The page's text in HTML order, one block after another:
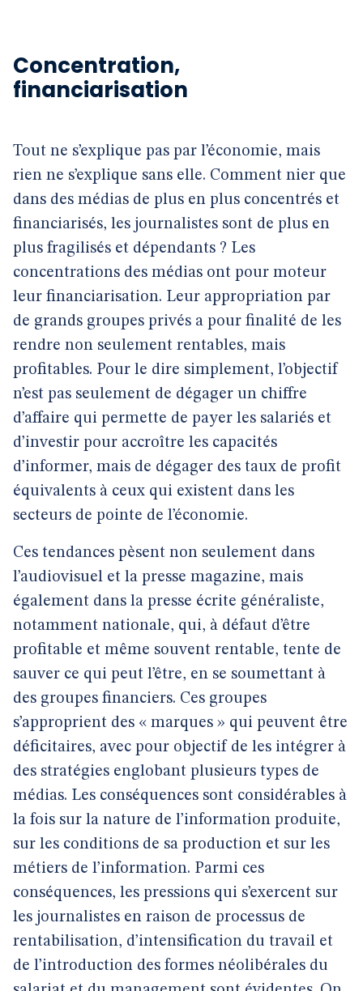
Concentration,
financiarisation
Tout ne s’explique pas par l’économie, mais
rien ne s’explique sans elle. Comment nier que
dans des médias de plus en plus concentrés et
financiarisés, les journalistes sont de plus en
plus fragilisés et dépendants ? Les
concentrations des médias ont pour moteur
leur financiarisation. Leur appropriation par
de grands groupes privés a pour finalité de les
rendre non seulement rentables, mais
profitables. Pour le dire simplement, l’objectif
n’est pas seulement de dégager un chiffre
d’affaire qui permette de payer les salariés et
d’investir pour accroître les capacités
d’informer, mais de dégager des taux de profit
équivalents à ceux qui existent dans les
secteurs de pointe de l’économie.
Ces tendances pèsent non seulement dans
l’audiovisuel et la presse magazine, mais
également dans la presse écrite généraliste,
notamment nationale, qui, à défaut d’être
profitable et même souvent rentable, tente de
sauver ce qui peut l’être, en se soumettant à
des groupes financiers. Ces groupes
s’approprient des « marques » qui peuvent être
déficitaires, avec pour objectif de les intégrer à
des stratégies englobant plusieurs types de
médias. Les conséquences sont considérables à
la fois sur la nature de l’information produite,
sur les conditions de sa production et sur les
métiers de l’information. Parmi ces
conséquences, les pressions qui s’exercent sur
les journalistes en raison de processus de
rentabilisation, d’intensification du travail et
de l’introduction des formes néolibérales du